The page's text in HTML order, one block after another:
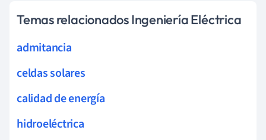
Temas relacionados Ingeniería Eléctrica
admitancia
celdas solares
calidad de energía
hidroeléctrica